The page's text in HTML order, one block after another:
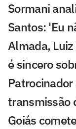
Sormani
Santos: 'Eu
Almada,
é sincero
transmissão
Goiás